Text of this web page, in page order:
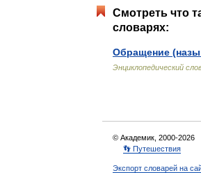
Смотреть что
словарях:
Обращение
Энциклопедический
© Академик, 2000-2026
👣 Путешествия
Экспорт словарей на